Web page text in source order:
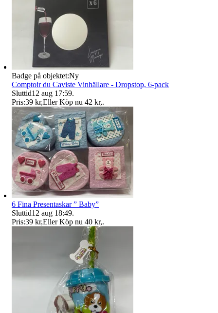
Badge på objektet:Ny
Comptoir du Caviste Vinhällare - Dropstop, 6-pack
Sluttid12 aug 17:59.
Pris:39 kr,Eller Köp nu 42 kr,.
6 Fina Presentaskar ” Baby”
Sluttid12 aug 18:49.
Pris:39 kr,Eller Köp nu 40 kr,.